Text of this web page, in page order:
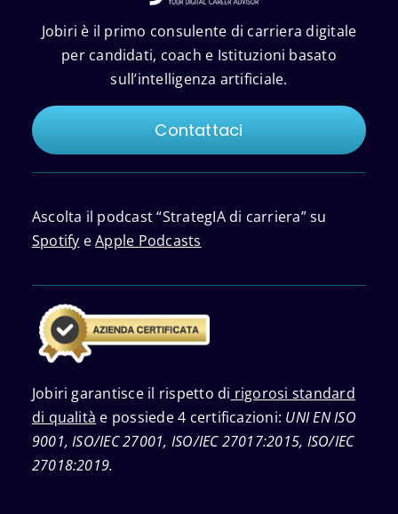
Jobiri è il primo consulente di carriera digitale
per candidati, coach e Istituzioni basato
sull’intelligenza artificiale.
Contattaci
Ascolta il podcast “StrategIA di carriera” su
Spotify eApple Podcasts
Jobiri garantisce il rispetto di rigorosi standard
di qualità e possiede 4 certificazioni: UNI EN ISO
9001, ISO/IEC 27001, ISO/IEC 27017:2015, ISO/IEC
27018:2019.